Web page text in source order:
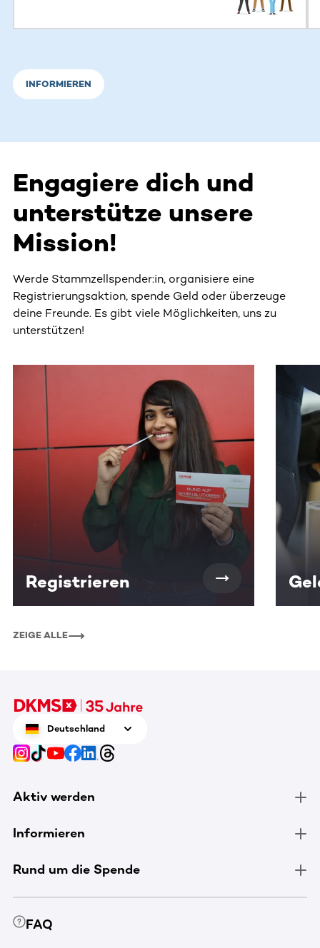
INFORMIEREN
Engagiere dich und
unterstütze unsere
Mission!
Werde Stammzellspender:in, organisiere eine
Registrierungsaktion, spende Geld oder überzeuge
deine Freunde. Es gibt viele Möglichkeiten, uns zu
unterstützen!
Dieser Bereich enthält horizontal scrollbare Inhalte.
Registrieren
ZEIGE ALLE
Deutschland
Aktiv werden
Informieren
Rund um die Spende
FAQ